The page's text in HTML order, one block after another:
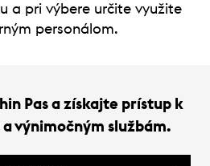
a pri výbere určite využite
personálom.
Pas a získajte prístup k
výnimočným službám.